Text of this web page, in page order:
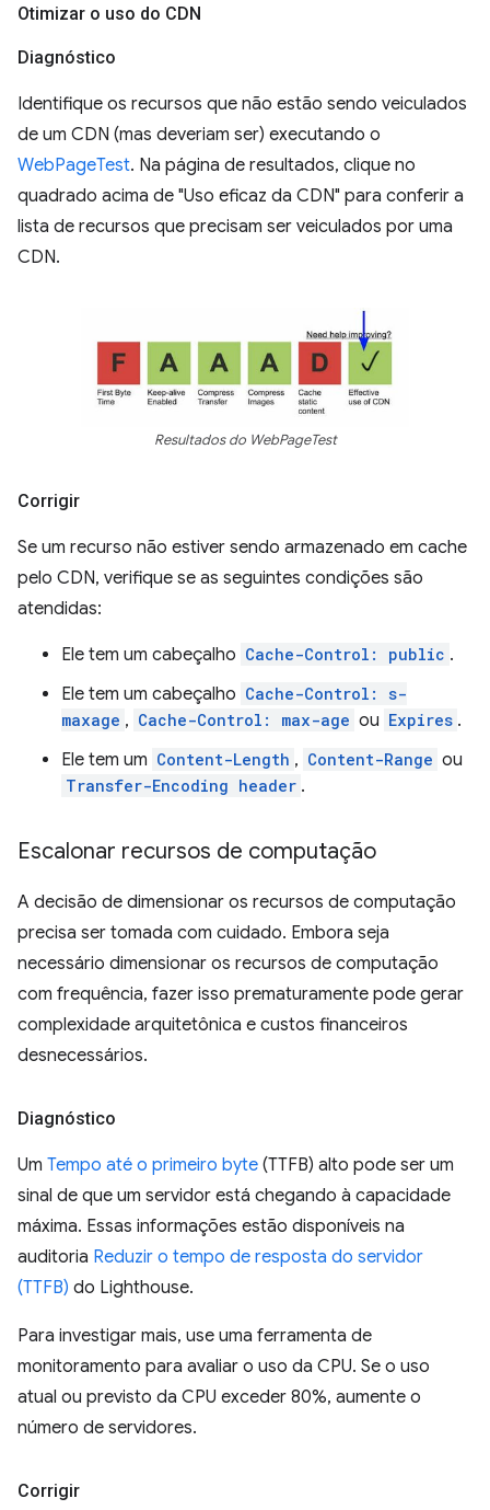
Otimizar o uso do CDN
Diagnóstico
Identifique os recursos que não estão sendo veiculados
de um CDN (mas deveriam ser) executando o
WebPageTest. Na página de resultados, clique no
quadrado acima de "Uso eficaz da CDN" para conferir a
lista de recursos que precisam ser veiculados por uma
CDN.
Resultados do WebPageTest
Corrigir
Se um recurso não estiver sendo armazenado em cache
pelo CDN, verifique se as seguintes condições são
atendidas:
Ele tem um cabeçalho Cache-Control: public .
Ele tem um cabeçalho Cache-Control: s-
maxage , Cache-Control: max-age ou Expires .
Ele tem um Content-Length , Content-Range ou
Transfer-Encoding header .
Escalonar recursos de computação
A decisão de dimensionar os recursos de computação
precisa ser tomada com cuidado. Embora seja
necessário dimensionar os recursos de computação
com frequência, fazer isso prematuramente pode gerar
complexidade arquitetônica e custos financeiros
desnecessários.
Diagnóstico
Um Tempo até o primeiro byte (TTFB) alto pode ser um
sinal de que um servidor está chegando à capacidade
máxima. Essas informações estão disponíveis na
auditoria Reduzir o tempo de resposta do servidor
(TTFB) do Lighthouse.
Para investigar mais, use uma ferramenta de
monitoramento para avaliar o uso da CPU. Se o uso
atual ou previsto da CPU exceder 80%, aumente o
número de servidores.
Corrigir